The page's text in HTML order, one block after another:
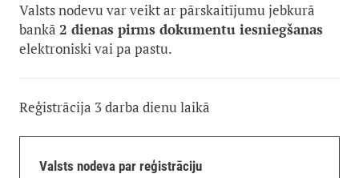
Valsts nodevu var veikt ar pārskaitījumu jebkurā
bankā 2 dienas pirms dokumentu iesniegšanas
elektroniski vai pa pastu.
Reģistrācija 3 darba dienu laikā
Valsts nodeva par reģistrāciju